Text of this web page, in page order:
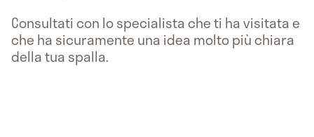
Consultati con lo specialista che ti ha visitata e
che ha sicuramente una idea molto più chiara
della tua spalla.